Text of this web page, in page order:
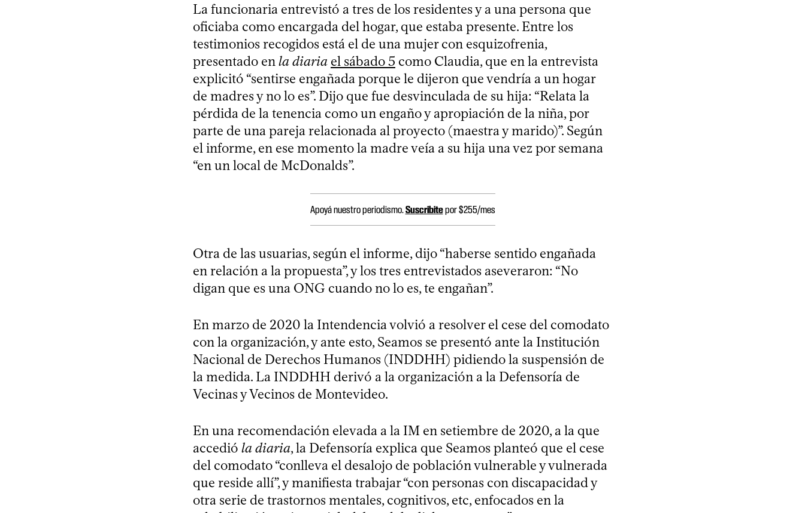
La funcionaria entrevistó a tres de los residentes y a una persona que
oficiaba como encargada del hogar, que estaba presente. Entre los
testimonios recogidos está el de una mujer con esquizofrenia,
presentado enla diaria el sábado 5 como Claudia, que en la entrevista
explicitó “sentirse engañada porque le dijeron que vendría a un hogar
de madres y no lo es”. Dijo que fue desvinculada de su hija: “Relata la
pérdida de la tenencia como un engaño y apropiación de la niña, por
parte de una pareja relacionada al proyecto (maestra y marido)”. Según
el informe, en ese momento la madre veía a su hija una vez por semana
“en un local de McDonalds”.
Apoyá nuestro periodismo.Suscribitepor $255/mes
Otra de las usuarias, según el informe, dijo “haberse sentido engañada
en relación a la propuesta”, y los tres entrevistados aseveraron: “No
digan que es una ONG cuando no lo es, te engañan”.
En marzo de 2020 la Intendencia volvió a resolver el cese del comodato
con la organización, y ante esto, Seamos se presentó ante la Institución
Nacional de Derechos Humanos (INDDHH) pidiendo la suspensión de
la medida. La INDDHH derivó a la organización a la Defensoría de
Vecinas y Vecinos de Montevideo.
En una recomendación elevada a la IM en setiembre de 2020, a la que
accedió la diaria, la Defensoría explica que Seamos planteó que el cese
del comodato “conlleva el desalojo de población vulnerable y vulnerada
que reside allí”, y manifiesta trabajar “con personas con discapacidad y
otra serie de trastornos mentales, cognitivos, etc, enfocados en la